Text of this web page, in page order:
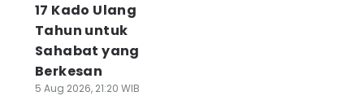
17 Kado Ulang
Tahun untuk
Sahabat yang
Berkesan
5 Aug 2026, 21:20 WIB